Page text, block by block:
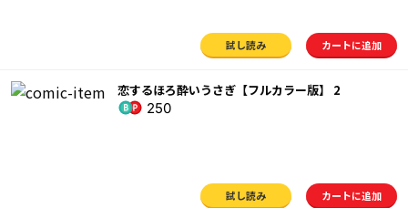
試し読み カートに追加
恋するほろ酔いうさぎ【フルカラー版】 2
250
試し読み カートに追加